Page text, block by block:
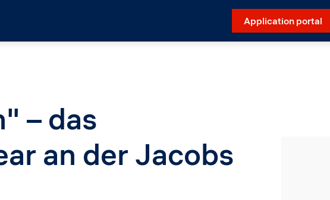
Application portal
– das
an der Jacobs